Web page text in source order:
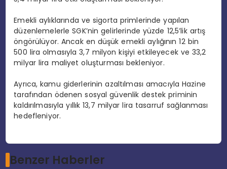
Emekli aylıklarında ve sigorta primlerinde yapılan
düzenlemelerle SGK’nin gelirlerinde yüzde 12,5’lik artış
öngörülüyor. Ancak en düşük emekli aylığının 12 bin
500 lira olmasıyla 3,7 milyon kişiyi etkileyecek ve 33,2
milyar lira maliyet oluşturması bekleniyor.
Ayrıca, kamu giderlerinin azaltılması amacıyla Hazine
tarafından ödenen sosyal güvenlik destek priminin
kaldırılmasıyla yıllık 13,7 milyar lira tasarruf sağlanması
hedefleniyor.
Benzer Haberler